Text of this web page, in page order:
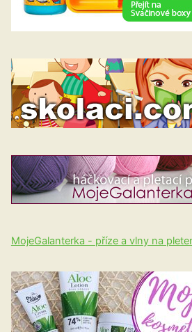
MojeGalanterka - příze a vlny na